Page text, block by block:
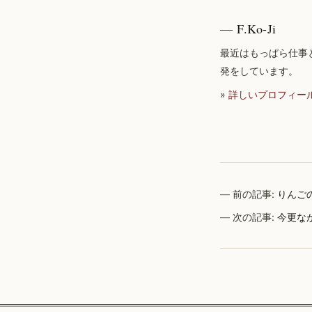
F.Ko-Ji
最近はもっぱら仕事
発をしています。
» 詳しいプロフィー
前の記事: りんご
次の記事:今更な